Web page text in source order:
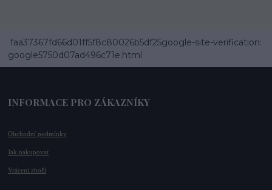
faa37367fd66d01ff5f8c80026b5df25google-site-verification:
google5750d07ad496c71e.html
INFORMACE PRO ZÁKAZNÍKY
Obchodní podmínky
Jak nakupovat
Vrácení zboží